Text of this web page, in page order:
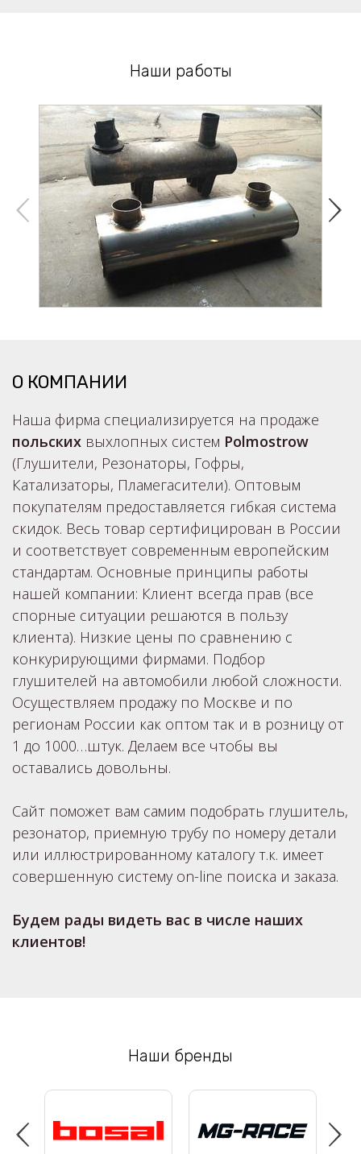
Наши работы
О КОМПАНИИ
Наша фирма специализируется на продаже
польских выхлопных систем Polmostrow
(Глушители, Резонаторы, Гофры,
Катализаторы, Пламегасители). Оптовым
покупателям предоставляется гибкая система
скидок. Весь товар сертифицирован в России
и соответствует современным европейским
стандартам. Основные принципы работы
нашей компании: Клиент всегда прав (все
спорные ситуации решаются в пользу
клиента). Низкие цены по сравнению с
конкурирующими фирмами. Подбор
глушителей на автомобили любой сложности.
Осуществляем продажу по Москве и по
регионам России как оптом так и в розницу от
1 до 1000…штук. Делаем все чтобы вы
оставались довольны.
Сайт поможет вам самим подобрать глушитель,
резонатор, приемную трубу по номеру детали
или иллюстрированному каталогу т.к. имеет
совершенную систему on-line поиска и заказа.
Будем рады видеть вас в числе наших
клиентов!
Наши бренды